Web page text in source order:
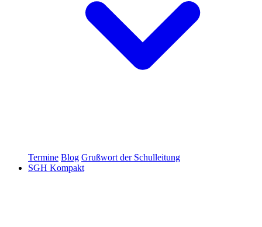
Termine Blog Grußwort der Schulleitung
SGH Kompakt